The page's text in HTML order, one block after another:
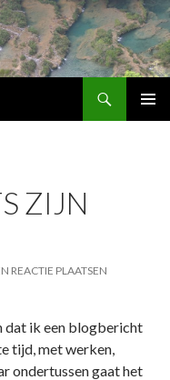
ZIJN
REACTIE PLAATSEN
dat ik een blogbericht
tijd, met werken,
ondertussen gaat het